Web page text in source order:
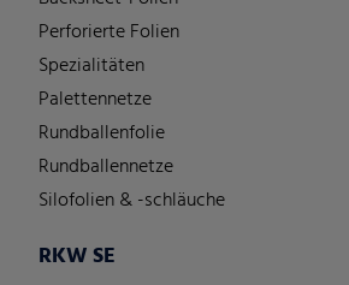
Perforierte Folien
Spezialitäten
Palettennetze
Rundballenfolie
Rundballennetze
Silofolien & -schläuche
RKW SE